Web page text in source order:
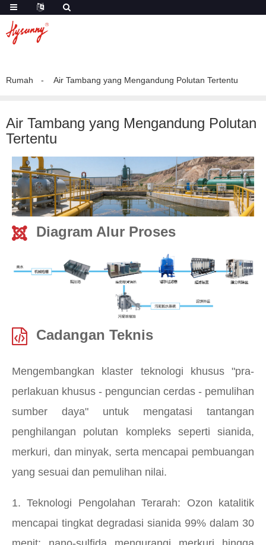
Rumah Air Tambang yang Mengandung Polutan Tertentu
Air Tambang yang Mengandung Polutan
Tertentu
Diagram Alur Proses
Cadangan Teknis
Mengembangkan klaster teknologi khusus "pra-
perlakuan khusus - penguncian cerdas - pemulihan
sumber daya" untuk mengatasi tantangan
penghilangan polutan kompleks seperti sianida,
merkuri, dan minyak, serta mencapai pembuangan
yang sesuai dan pemulihan nilai.
1. Teknologi Pengolahan Terarah: Ozon katalitik
mencapai tingkat degradasi sianida 99% dalam 30